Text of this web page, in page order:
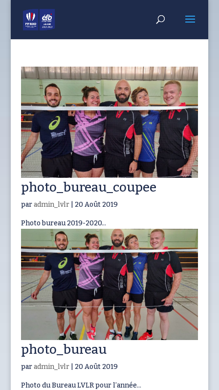
photo_bureau_coupee
paradmin_lvlr| 20 Août 2019
Photo bureau 2019-2020...
photo_bureau
paradmin_lvlr| 20 Août 2019
Photo du Bureau LVLR pour l’année...